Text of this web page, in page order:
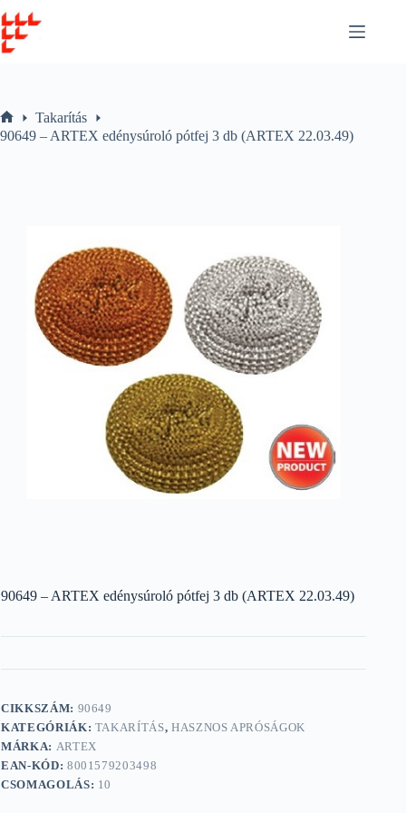
to
content
Home
Takarítás
90649 – ARTEX edénysúroló pótfej 3 db (ARTEX 22.03.49)
90649 – ARTEX edénysúroló pótfej 3 db (ARTEX 22.03.49)
CIKKSZÁM: 90649
KATEGÓRIÁK: TAKARÍTÁS, HASZNOS APRÓSÁGOK
MÁRKA: ARTEX
EAN-KÓD: 8001579203498
CSOMAGOLÁS: 10